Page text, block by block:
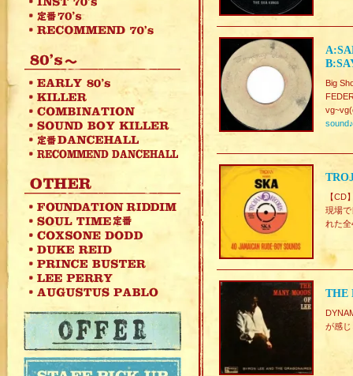
Big
sound♪
【CD
現場
れた
THE
が感じ